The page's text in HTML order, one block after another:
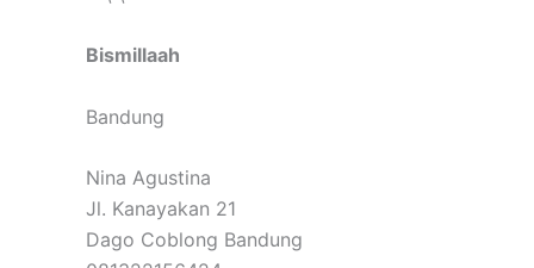
Bismillaah
Bandung
Nina Agustina
Jl. Kanayakan 21
Dago Coblong Bandung